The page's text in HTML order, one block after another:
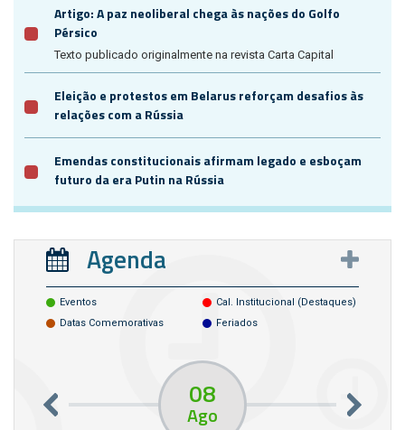
Artigo: A paz neoliberal chega às nações do Golfo
Pérsico
Texto publicado originalmente na revista Carta Capital
Eleição e protestos em Belarus reforçam desafios às
relações com a Rússia
Emendas constitucionais afirmam legado e esboçam
futuro da era Putin na Rússia
Agenda
Eventos
Cal. Institucional (destaques)
Datas Comemorativas
Feriados
08
Ago